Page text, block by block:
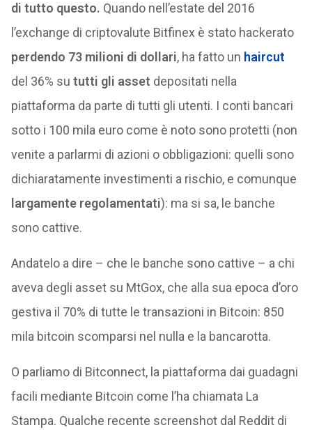
di tutto questo. Quando nell’estate del 2016
l’exchange di criptovalute Bitfinex è stato hackerato
perdendo 73 milioni di dollari, ha fatto un haircut
del 36% su tutti gli asset depositati nella
piattaforma da parte di tutti gli utenti. I conti bancari
sotto i 100 mila euro come è noto sono protetti (non
venite a parlarmi di azioni o obbligazioni: quelli sono
dichiaratamente investimenti a rischio, e comunque
largamente regolamentati): ma si sa, le banche
sono cattive.
Andatelo a dire – che le banche sono cattive – a chi
aveva degli asset su MtGox, che alla sua epoca d’oro
gestiva il 70% di tutte le transazioni in Bitcoin: 850
mila bitcoin scomparsi nel nulla e la bancarotta.
O parliamo di Bitconnect, la piattaforma dai guadagni
facili mediante Bitcoin come l’ha chiamata La
Stampa. Qualche recente screenshot dal Reddit di